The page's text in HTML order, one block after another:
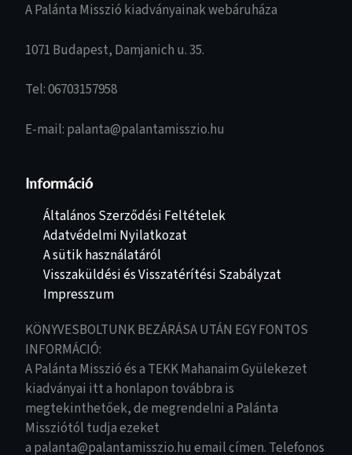
A Palánta Misszió kiadványainak webáruháza
1071 Budapest, Damjanich u. 35.
Tel: 06703157958
E-mail: palanta@palantamisszio.hu
Információ
Általános Szerződési Feltételek
Adatvédelmi Nyilatkozat
A sütik használatáról
Visszaküldési és Visszatérítési Szabályzat
Impresszum
KÖNYVESBOLTUNK BEZÁRÁSA UTÁN EGY FONTOS
INFORMÁCIÓ:
A Palánta Misszió és a TEKK Mahanaim Gyülekezet
kiadványai itt a honlapon továbbra is
megtekinthetőek, de megrendelni a Palánta
Missziótól tudja ezeket
a palanta@palantamisszio.hu email címen. Telefonos